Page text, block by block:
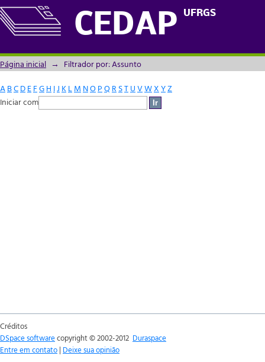
CEDAP UFRGS
Filtrador por: Assunto
Página inicial → Filtrador por: Assunto
ABCDEFGH IJ KLM NOPQRSTUVWXYZ
Iniciar com
Créditos
DSpace softwarecopyright © 2002-2012 Duraspace
Entre em contato | Deixe sua opinião